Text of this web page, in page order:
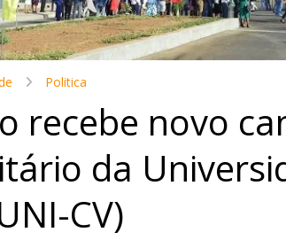
Politica
recebe novo
da
CV)